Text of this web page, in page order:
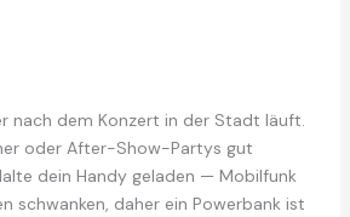
nach dem Konzert in der Stadt läuft.
oder After-Show-Partys gut
dein Handy geladen — Mobilfunk
schwanken, daher ein Powerbank ist